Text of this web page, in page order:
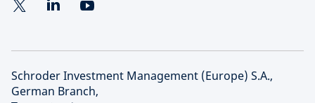
Schroder Investment Management (Europe) S.A.,
German Branch,